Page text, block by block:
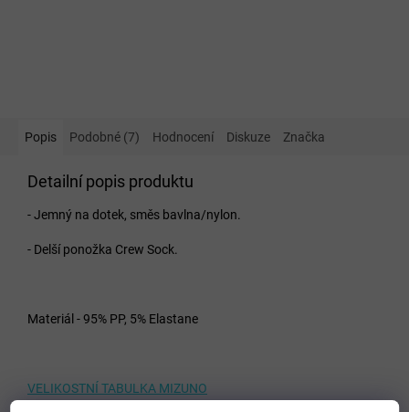
Popis Podobné (7) Hodnocení Diskuze Značka
Detailní popis produktu
- Jemný na dotek, směs bavlna/nylon.
- Delší ponožka Crew Sock.
Materiál - 95% PP, 5% Elastane
VELIKOSTNÍ TABULKA MIZUNO